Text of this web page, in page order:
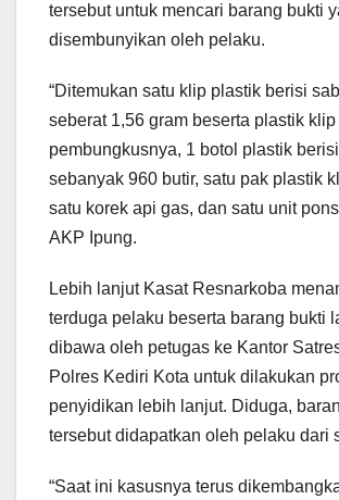
tersebut untuk mencari barang bukti
disembunyikan oleh pelaku.
“Ditemukan satu klip plastik berisi
seberat 1,56 gram beserta plastik klip
pembungkusnya, 1 botol plastik
sebanyak 960 butir, satu pak plastik
satu korek api gas, dan satu unit
AKP Ipung.
Lebih lanjut Kasat Resnarkoba
terduga pelaku beserta barang bukti
dibawa oleh petugas ke Kantor
Polres Kediri Kota untuk dilakukan
penyidikan lebih lanjut. Diduga,
tersebut didapatkan oleh pelaku dari
“Saat ini kasusnya terus